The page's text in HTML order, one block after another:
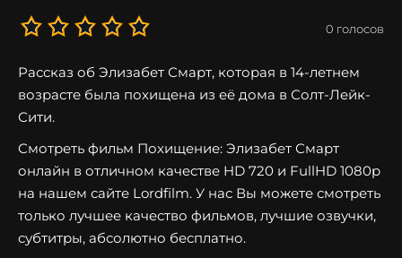
0 голосов
Рассказ об Элизабет Смарт, которая в 14-летнем
возрасте была похищена из её дома в Солт-Лейк-
Сити.
Смотреть фильм Похищение: Элизабет Смарт
онлайн в отличном качестве HD 720 и FullHD 1080p
на нашем сайте Lordfilm. У нас Вы можете смотреть
только лучшее качество фильмов, лучшие озвучки,
субтитры, абсолютно бесплатно.